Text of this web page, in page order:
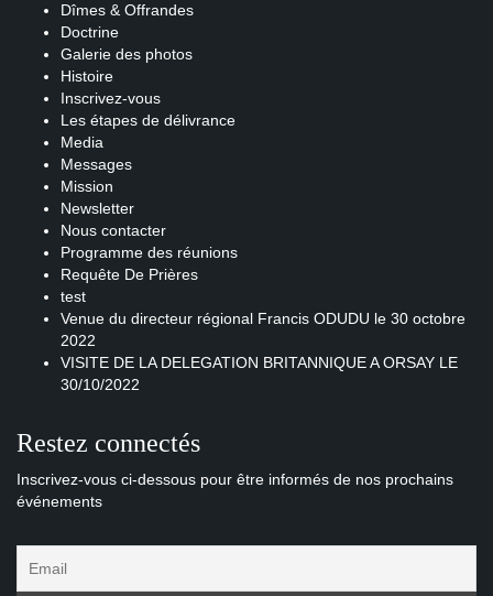
Dîmes & Offrandes
Doctrine
Galerie des photos
Histoire
Inscrivez-vous
Les étapes de délivrance
Media
Messages
Mission
Newsletter
Nous contacter
Programme des réunions
Requête De Prières
test
Venue du directeur régional Francis ODUDU le 30 octobre
2022
VISITE DE LA DELEGATION BRITANNIQUE A ORSAY LE
30/10/2022
Restez connectés
Inscrivez-vous ci-dessous pour être informés de nos prochains
événements